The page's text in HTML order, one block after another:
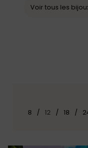
Voir tous les
8
12 18